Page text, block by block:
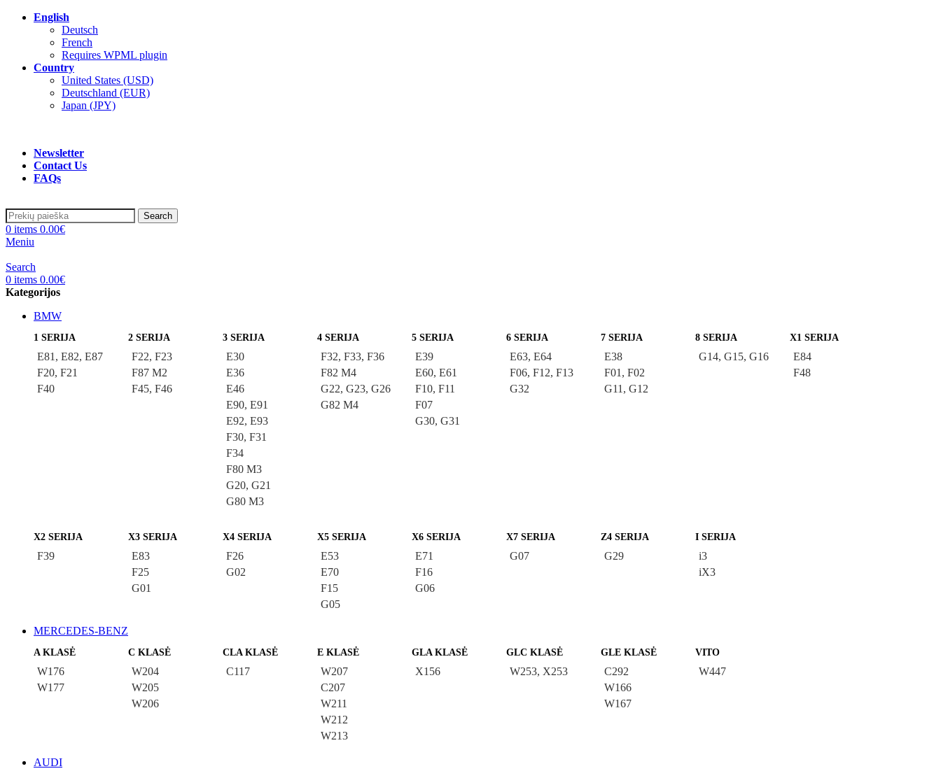
English
Deutsch
French
Requires WPML plugin
Country
United States (USD)
Deutschland (EUR)
Japan (JPY)
Newsletter
Contact Us
FAQs
Search
0 items 0.00€
Meniu
Search
0 items 0.00€
Kategorijos
BMW
1 SERIJA
E81, E82, E87
F20, F21
F40
2 SERIJA
F22, F23
F87 M2
F45, F46
3 SERIJA
E30
E36
E46
E90, E91
E92, E93
F30, F31
F34
F80 M3
G20, G21
G80 M3
4 SERIJA
F32, F33, F36
F82 M4
G22, G23, G26
G82 M4
5 SERIJA
E39
E60, E61
F10, F11
F07
G30, G31
6 SERIJA
E63, E64
F06, F12, F13
G32
7 SERIJA
E38
F01, F02
G11, G12
8 SERIJA
G14, G15, G16
X1 SERIJA
E84
F48
X2 SERIJA
F39
X3 SERIJA
E83
F25
G01
X4 SERIJA
F26
G02
X5 SERIJA
E53
E70
F15
G05
X6 SERIJA
E71
F16
G06
X7 SERIJA
G07
Z4 SERIJA
G29
I SERIJA
i3
iX3
MERCEDES-BENZ
A KLASĖ
W176
W177
C KLASĖ
W204
W205
W206
CLA KLASĖ
C117
E KLASĖ
W207
C207
W211
W212
W213
GLA KLASĖ
X156
GLC KLASĖ
W253, X253
GLE KLASĖ
C292
W166
W167
VITO
W447
AUDI